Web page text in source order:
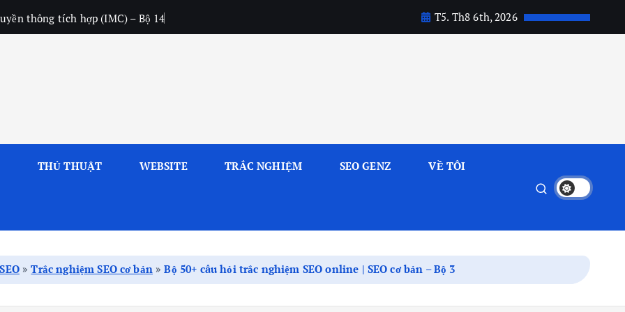
thông tích hợp (IMC) – Bộ 14 T5. Th8 6th, 2026
THỦ THUẬT WEBSITE TRẮC NGHIỆM SEO GENZ VỀ TÔI
»Trắc nghiệm SEO cơ bản»Bộ 50+ câu hỏi trắc nghiệm SEO online | SEO cơ bản – Bộ 3